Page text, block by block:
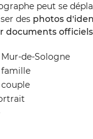
peut se
des photos
documents officiels
de-Sologne